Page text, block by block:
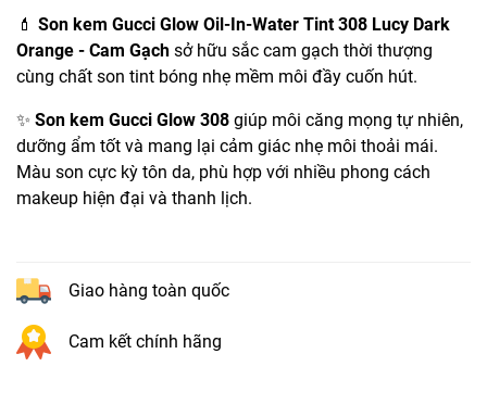
💄 Son kem Gucci Glow Oil-In-Water Tint 308 Lucy Dark
Orange - Cam Gạch sở hữu sắc cam gạch thời thượng
cùng chất son tint bóng nhẹ mềm môi đầy cuốn hút.
✨ Son kem Gucci Glow 308 giúp môi căng mọng tự nhiên,
dưỡng ẩm tốt và mang lại cảm giác nhẹ môi thoải mái.
Màu son cực kỳ tôn da, phù hợp với nhiều phong cách
makeup hiện đại và thanh lịch.
Giao hàng toàn quốc
Cam kết chính hãng